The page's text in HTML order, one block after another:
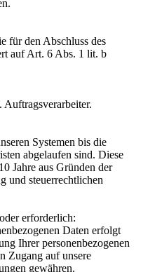
für den Abschluss des
auf Art. 6 Abs. 1 lit. b
Systemen bis die
abgelaufen sind. Diese
Jahre aus Gründen der
und steuerrechtlichen
erforderlich:
Daten erfolgt
Ihrer personenbezogenen
Zugang auf unsere
gewähren.